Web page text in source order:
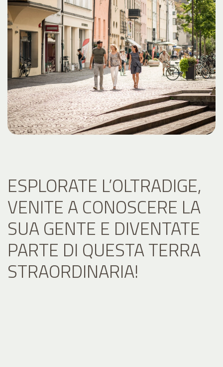
ESPLORATE L’OLTRADIGE,
VENITE A CONOSCERE LA
SUA GENTE E DIVENTATE
PARTE DI QUESTA TERRA
STRAORDINARIA!